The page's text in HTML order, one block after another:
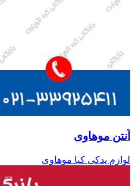
آنتن موهاوی
لوازم یدکی کیا موهاوی